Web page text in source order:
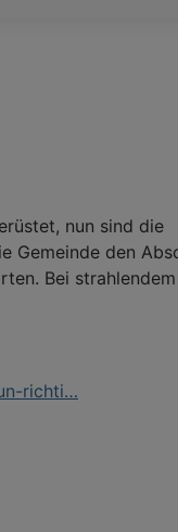
nun sind die
Gemeinde den
Bei strahlendem
richti…